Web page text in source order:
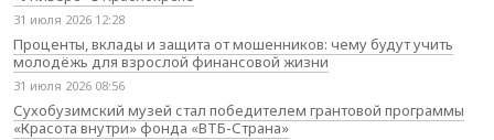
31 июля 2026 12:28
Проценты, вклады и защита от мошенников: чему будут учить
молодёжь для взрослой финансовой жизни
31 июля 2026 08:56
Сухобузимский музей стал победителем грантовой программы
«Красота внутри» фонда «ВТБ-Страна»